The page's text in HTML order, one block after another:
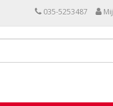
035-5253487